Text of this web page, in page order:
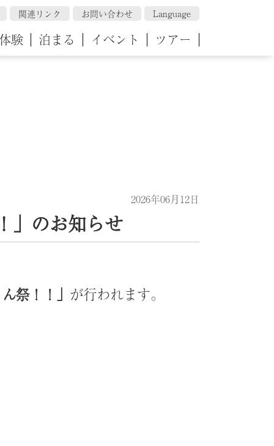
関連リンク お問い合わせ Language
験 泊まる イベント ツアー
2026年06月12日
」のお知らせ
祭！！」 が行われます。